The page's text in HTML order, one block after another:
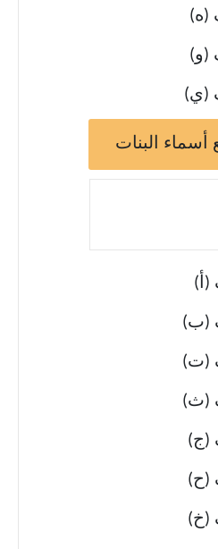
(ه)
(و)
(ي)
البنات
(أ)
(ب)
(ت)
(ث)
(ج)
(ح)
(خ)